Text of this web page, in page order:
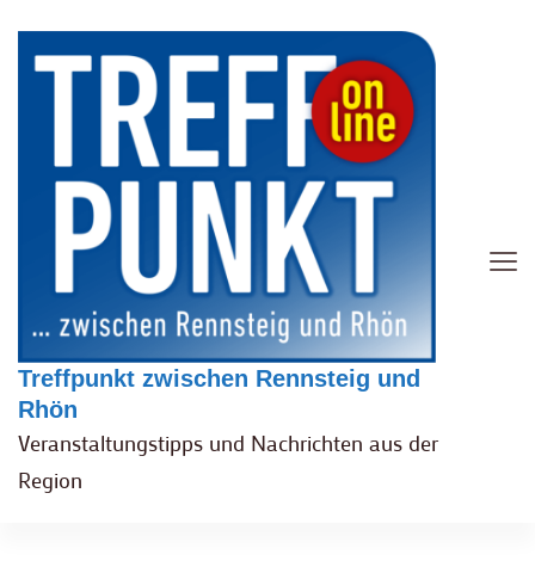
Treffpunkt zwischen Rennsteig und
Rhön
Veranstaltungstipps und Nachrichten aus der
Region